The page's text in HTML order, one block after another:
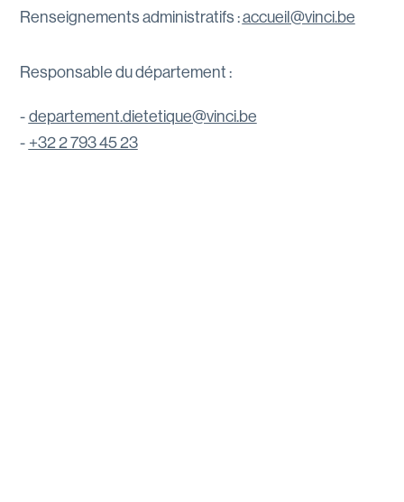
Renseignements administratifs :accueil@vinci.be
Responsable du département :
departement.dietetique@vinci.be
+32 2 793 45 23